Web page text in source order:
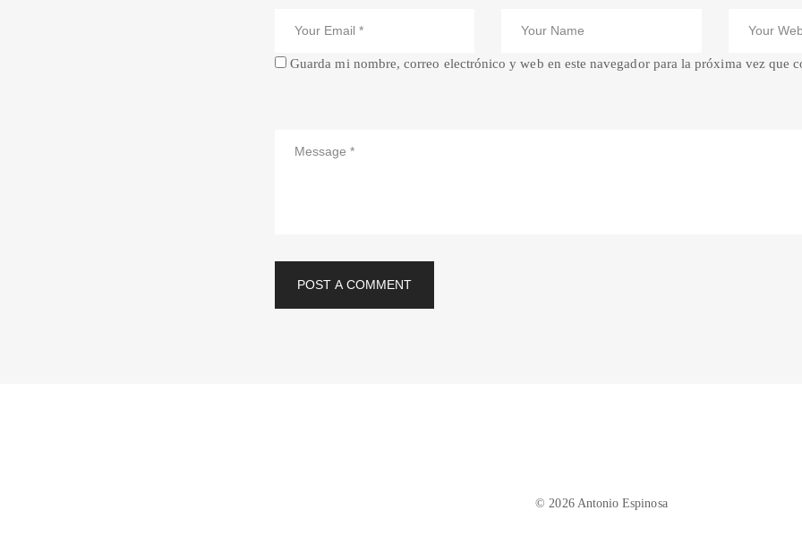
Guarda mi nombre, correo electrónico y web en este navegador para la próxima vez que
POST A COMMENT
© 2026 Antonio Espinosa